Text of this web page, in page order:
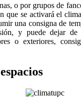
o por grupos de
que se activará el
una consigna de
y puede dejar
o exteriores,